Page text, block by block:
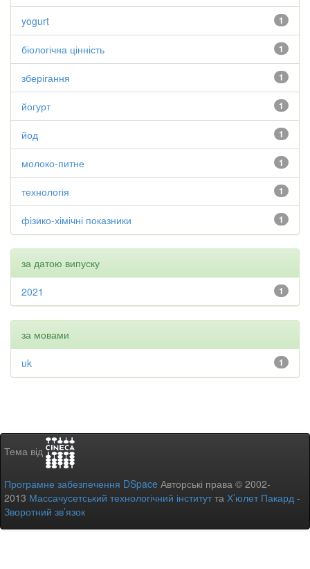
1
yogurt
1
біологічна цінність
1
зберігання
1
йогурт
1
йод
1
молоко-питне
1
технологія
1
фізико-хімічні показники
за датою випуску
1
2021
за мовами
1
uk
Тема від
Програмне забезпечення DSpace Авторські права © 2002-
2013 Массачусетський технологічний інститутта Х’юлет Пакард -
Зворотний зв’язок